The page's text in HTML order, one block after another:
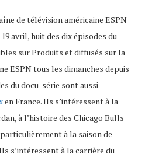
de télévision américaine ESPN
avril, huit des dix épisodes du
sur Produits et diffusés sur la
ESPN tous les dimanches depuis
du docu-série sont aussi
en France. Ils s’intéressent à la
à l’histoire des Chicago Bulls
à la saison de
s’intéressent à la carrière du